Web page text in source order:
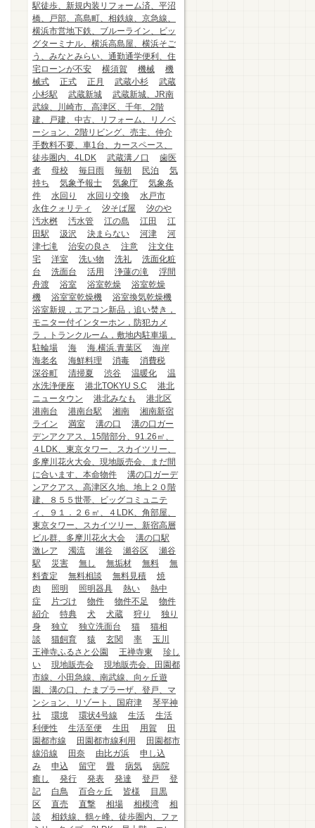
駅徒歩、新規内装リフォーム済、平沼
橋、戸部、高島町、相鉄線、京急線、
横浜市営地下鉄、ブルーライン、ビッ
グターミナル、横浜高島屋、横浜そご
う、みなとみらい、通勤通学便利、住
宅ローンが不安
横須賀 機械
機
械式
正式 正月 武蔵小杉
武蔵
小杉駅
武蔵新城
武蔵新城、JR南
武線、川崎市、高津区、千年、2階
建、戸建、中古、リフォーム、リノベ
ーション、2階リビング、売主、仲介
手数料不要、車1台、カースペース、
徒歩圏内、4LDK
武蔵溝ノ口
歯医
者
母校 毎日雨 毎朝 民泊
気
持ち
気象予報士 気象庁
気象条
件
水回り 水回り交換
水戸市
永住クォリティ
汐そば屋
汐のや
汚水桝
汚水管 江の島 江田
江
田駅
汲沢 決まらない 河津
河
津七滝
治安の良さ 注意
注文住
宅
洋室 洗い物 洗礼
洗面化粧
台
洗面台 活用 浄蓮の滝
浮間
舟渡
浴室 浴室乾燥
浴室乾燥
機
浴室室乾燥機
浴室換気乾燥機
浴室新規，エアコン新品，追い焚き，
モニター付インターホン，防犯カメ
ラ，トランクルーム，敷地内駐車場，
駐輪場
海 海.横浜.青葉区
海岸
海老名
海鮮料理 消毒
消費税
深谷町
清掃夏 渋谷 温暖化
温
水洗浄便座
港北TOKYU S.C
港北
ニュータウン
港北みなも
港北区
港南台
港南台駅 湘南
湘南新宿
ライン
満室 溝の口
溝の口ガー
デンアクアス、15階部分、91.26㎡、
４LDK、東京タワー、スカイツリー、
多摩川花火大会、現地販売会、まだ間
に合います、本命物件
溝の口ガーデ
ンアクアス、高津区久地、地上２０階
建、８５５世帯、ビッグコミュニテ
ィ、９１．２６㎡、４LDK、角部屋、
東京タワー、スカイツリー、新宿高層
ビル群、多摩川花火大会
溝の口駅
激レア
濁流 瀬谷 瀬谷区
瀬谷
駅
災害 無し 無垢材 無料
無
料査定
無料相談 無料見積
焼
肉
照明 照明器具 熱い
熱中
症
片づけ 物件 物件不足
物件
紹介
特典 犬 犬蔵 狩り
独り
身
独立 独立洗面台 猫
猫相
談
猫飼育 猿 玄関 率
玉川
王禅寺ふるさと公園
王禅寺東
珍し
い
現地販売会
現地販売会、田園都
市線、小田急線、南武線、向ヶ丘遊
園、溝の口、たまプラーザ、登戸、マ
ンション、リゾート、国府津
琴平神
社
環境 環状4号線 生活
生活
利便性
生活至便 生田 用賀
田
園都市線
田園都市線利用
田園都市
線沿線
田奈 由比ガ浜
申し込
み
申込 留守 畳 病気
病院
癒し
発行 発表 発達 登戸
登
記
白鳥 百合ヶ丘 皆様
目黒
区
直売 直撃 相場 相模湾
相
談
相鉄線、鶴ヶ峰、徒歩圏内、ファ